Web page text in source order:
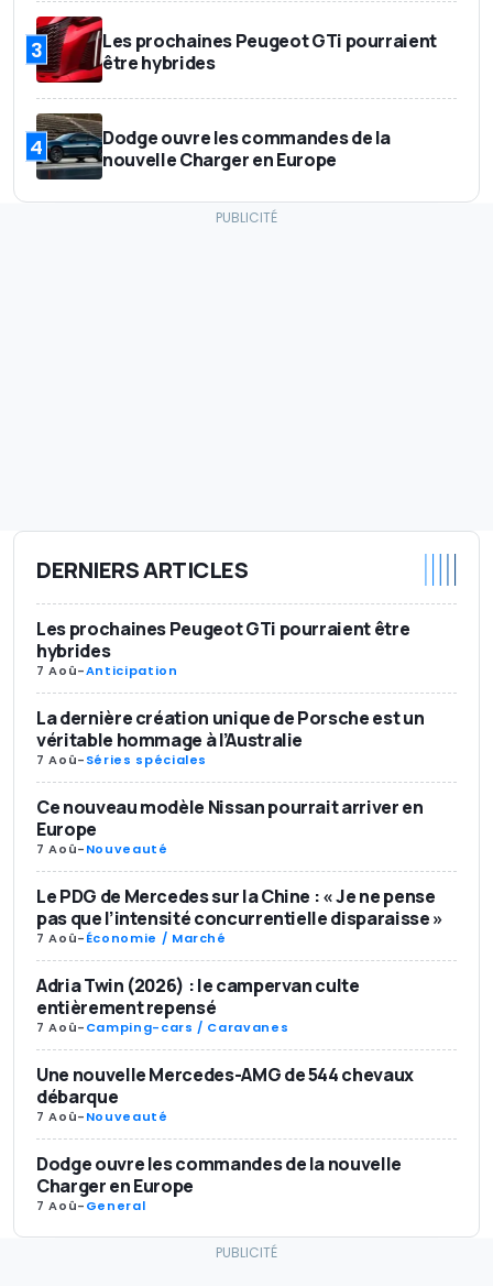
3
Les prochaines Peugeot GTi pourraient
être hybrides
4
Dodge ouvre les commandes de la
nouvelle Charger en Europe
DERNIERS ARTICLES
Les prochaines Peugeot GTi pourraient être
hybrides
7 Aoû-Anticipation
La dernière création unique de Porsche est un
véritable hommage à l’Australie
7 Aoû-Séries spéciales
Ce nouveau modèle Nissan pourrait arriver en
Europe
7 Aoû-Nouveauté
Le PDG de Mercedes sur la Chine : « Je ne pense
pas que l’intensité concurrentielle disparaisse »
7 Aoû-Économie / Marché
Adria Twin (2026) : le campervan culte
entièrement repensé
7 Aoû-Camping-cars / Caravanes
Une nouvelle Mercedes-AMG de 544 chevaux
débarque
7 Aoû-Nouveauté
Dodge ouvre les commandes de la nouvelle
Charger en Europe
7 Aoû-General